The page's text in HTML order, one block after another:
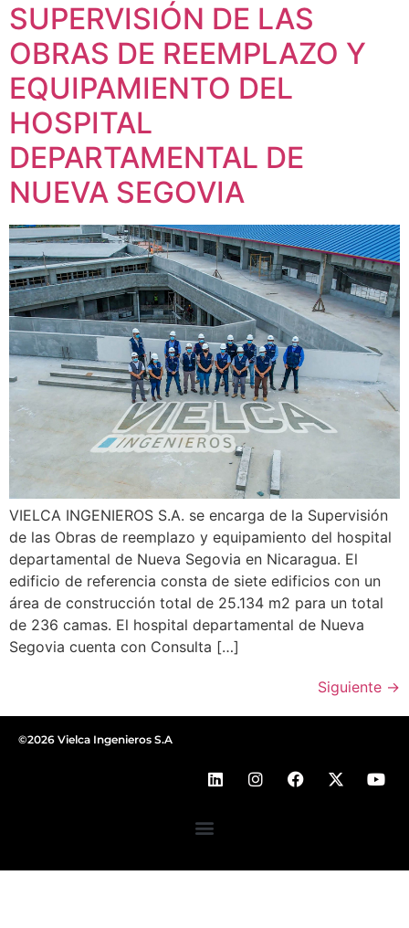
SUPERVISIÓN DE LAS
OBRAS DE REEMPLAZO Y
EQUIPAMIENTO DEL
HOSPITAL
DEPARTAMENTAL DE
NUEVA SEGOVIA
VIELCA INGENIEROS S.A. se encarga de la Supervisión
de las Obras de reemplazo y equipamiento del hospital
departamental de Nueva Segovia en Nicaragua. El
edificio de referencia consta de siete edificios con un
área de construcción total de 25.134 m2 para un total
de 236 camas. El hospital departamental de Nueva
Segovia cuenta con Consulta […]
Siguiente →
©2026 Vielca Ingenieros S.A